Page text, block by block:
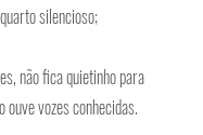
silencioso;
não fica quietinho para
ouve vozes conhecidas.